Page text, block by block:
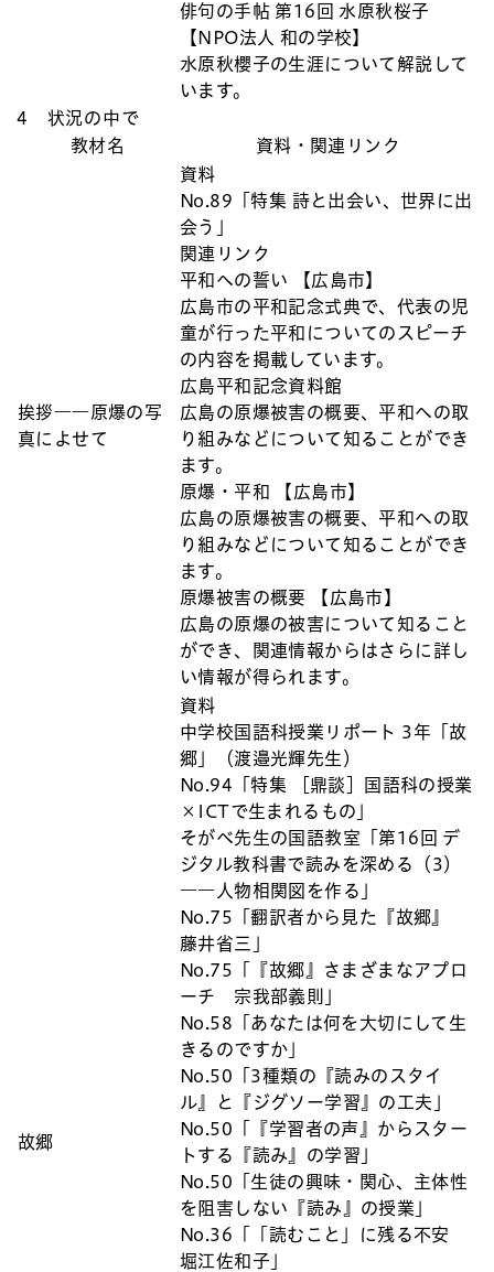
俳句の手帖 第16回 水原秋桜子
【NPO法人 和の学校】
水原秋櫻子の生涯について解説して
います。
4 状況の中で
教材名
資料・関連リンク
挨拶――原爆の写
真によせて
資料
No.89「特集 詩と出会い、世界に出
会う」
関連リンク
平和への誓い 【広島市】
広島市の平和記念式典で、代表の児
童が行った平和についてのスピーチ
の内容を掲載しています。
広島平和記念資料館
広島の原爆被害の概要、平和への取
り組みなどについて知ることができ
ます。
原爆・平和 【広島市】
広島の原爆被害の概要、平和への取
り組みなどについて知ることができ
ます。
原爆被害の概要 【広島市】
広島の原爆の被害について知ること
ができ、関連情報からはさらに詳し
い情報が得られます。
故郷
資料
中学校国語科授業リポート 3年「故
郷」（渡邉光輝先生）
No.94「特集 ［鼎談］国語科の授業
×ICTで生まれるもの」
そがべ先生の国語教室「第16回 デ
ジタル教科書で読みを深める（3）
――人物相関図を作る」
No.75「翻訳者から見た『故郷』
藤井省三」
No.75「『故郷』さまざまなアプロ
ーチ 宗我部義則」
No.58「あなたは何を大切にして生
きるのですか」
No.50「3種類の『読みのスタイ
ル』と『ジグソー学習』の工夫」
No.50「『学習者の声』からスター
トする『読み』の学習」
No.50「生徒の興味・関心、主体性
を阻害しない『読み』の授業」
No.36「「読むこと」に残る不安
堀江佐和子」